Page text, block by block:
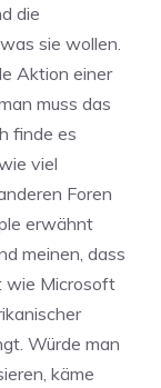
die
sie wollen.
Aktion einer
muss das
finde es
viel
Foren
erwähnt
meinen, dass
wie Microsoft
Würde man
käme